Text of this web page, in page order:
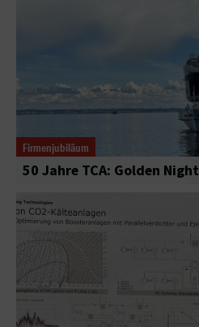
Firmenjubiläum
50 Jahre TCA: Golden Night